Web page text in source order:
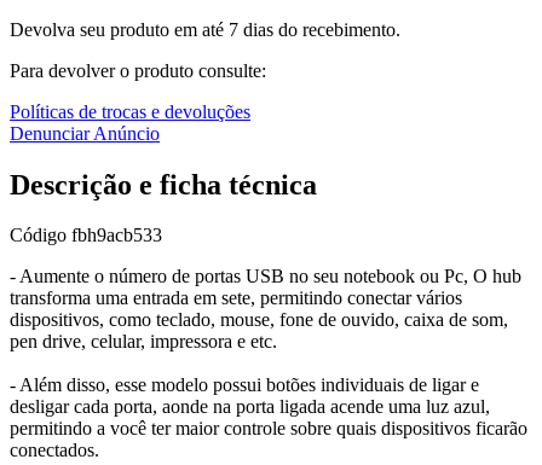
Devolva seu produto em até 7 dias do recebimento.
Para devolver o produto consulte:
Políticas de trocas e devoluções
Denunciar Anúncio
Descrição e ficha técnica
Código fbh9acb533
- Aumente o número de portas USB no seu notebook ou Pc, O hub
transforma uma entrada em sete, permitindo conectar vários
dispositivos, como teclado, mouse, fone de ouvido, caixa de som,
pen drive, celular, impressora e etc.
- Além disso, esse modelo possui botões individuais de ligar e
desligar cada porta, aonde na porta ligada acende uma luz azul,
permitindo a você ter maior controle sobre quais dispositivos ficarão
conectados.